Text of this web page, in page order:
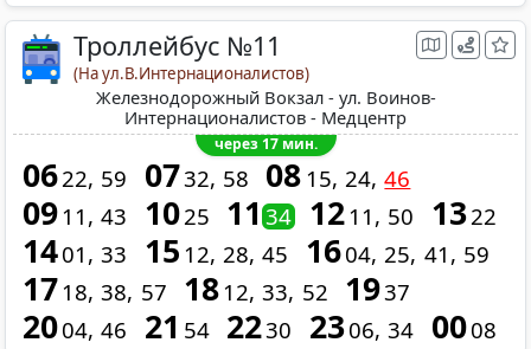
Троллейбус №11
(На ул.В.Интернационалистов)
Железнодорожный Вокзал - ул. Воинов-
Интернационалистов - Медцентр
через 17 мин.
0622 59 0732 58 08 15 24 46
09 11 43 1025 1134 12 11 50 1322
1401 33 15 12 28 45 1604 25 41 59
17 18 38 57 18 12 33 52 1937
2004 46 21 54 2230 2306 34 0008